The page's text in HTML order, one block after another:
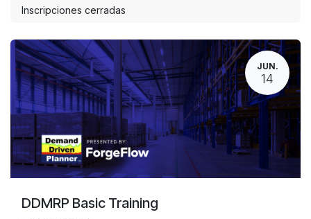
Inscripciones cerradas
JUN.
14
DDMRP Basic Training